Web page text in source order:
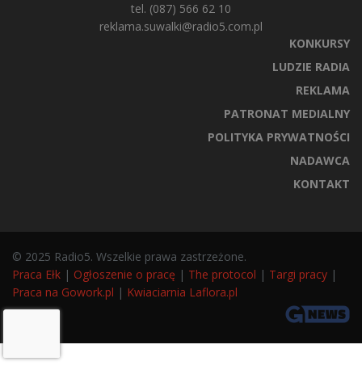
tel. (087) 566 62 10
reklama.suwalki@radio5.com.pl
KONKURSY
LUDZIE RADIA
REKLAMA
PATRONAT MEDIALNY
POLITYKA PRYWATNOŚCI
NADAWCA
KONTAKT
© 2025 Radio5. Wszelkie prawa zastrzeżone.
Praca Ełk | Ogłoszenie o pracę | The protocol | Targi pracy |
Praca na Gowork.pl | Kwiaciarnia Laflora.pl